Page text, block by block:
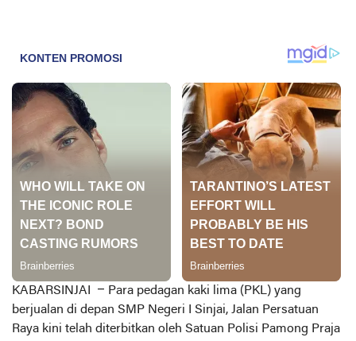
KABARSINJAI
– Para pedagan kaki lima (PKL) yang
berjualan di depan SMP Negeri I Sinjai, Jalan Persatuan
Raya kini telah diterbitkan oleh Satuan Polisi Pamong Praja